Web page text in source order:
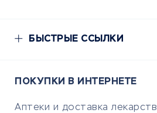
БЫСТРЫЕ ССЫЛКИ
ПОКУПКИ В ИНТЕРНЕТЕ
Аптеки и доставка лекарств